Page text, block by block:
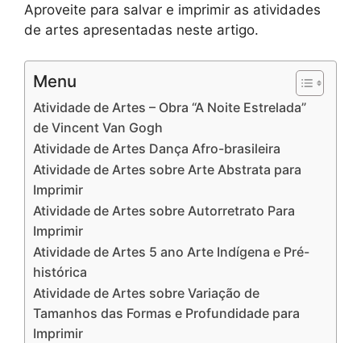
Aproveite para salvar e imprimir as atividades
de artes apresentadas neste artigo.
Menu
Atividade de Artes – Obra “A Noite Estrelada”
de Vincent Van Gogh
Atividade de Artes Dança Afro-brasileira
Atividade de Artes sobre Arte Abstrata para
Imprimir
Atividade de Artes sobre Autorretrato Para
Imprimir
Atividade de Artes 5 ano Arte Indígena e Pré-
histórica
Atividade de Artes sobre Variação de
Tamanhos das Formas e Profundidade para
Imprimir